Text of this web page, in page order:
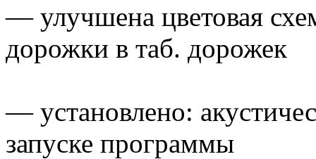
— улучшена цветовая
дорожки в таб. дорожек
— установлено:
запуске программы